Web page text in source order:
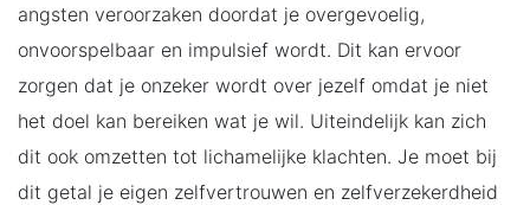
angsten veroorzaken doordat je overgevoelig,
onvoorspelbaar en impulsief wordt. Dit kan ervoor
zorgen dat je onzeker wordt over jezelf omdat je niet
het doel kan bereiken wat je wil. Uiteindelijk kan zich
dit ook omzetten tot lichamelijke klachten. Je moet bij
dit getal je eigen zelfvertrouwen en zelfverzekerdheid